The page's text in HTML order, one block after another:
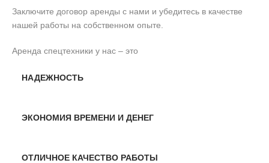
Заключите договор аренды с нами и убедитесь в качестве
нашей работы на собственном опыте.
Аренда спецтехники у нас – это
НАДЕЖНОСТЬ
ЭКОНОМИЯ ВРЕМЕНИ И ДЕНЕГ
ОТЛИЧНОЕ КАЧЕСТВО РАБОТЫ